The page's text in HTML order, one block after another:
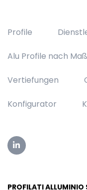
Profile
Alu Profile nach Maß
Vertiefungen
Konfigurator
PROFILATI ALLUMINIO